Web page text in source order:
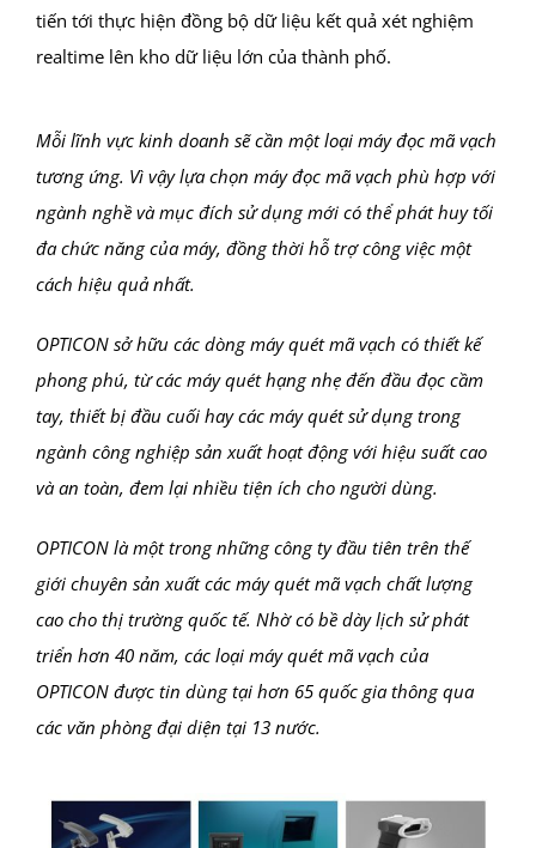
tiến tới thực hiện đồng bộ dữ liệu kết quả xét nghiệm
realtime lên kho dữ liệu lớn của thành phố.
Mỗi lĩnh vực kinh doanh sẽ cần một loại máy đọc mã vạch
tương ứng. Vì vậy lựa chọn máy đọc mã vạch phù hợp với
ngành nghề và mục đích sử dụng mới có thể phát huy tối
đa chức năng của máy, đồng thời hỗ trợ công việc một
cách hiệu quả nhất.
OPTICON sở hữu các dòng máy quét mã vạch có thiết kế
phong phú, từ các máy quét hạng nhẹ đến đầu đọc cầm
tay, thiết bị đầu cuối hay các máy quét sử dụng trong
ngành công nghiệp sản xuất hoạt động với hiệu suất cao
và an toàn, đem lại nhiều tiện ích cho người dùng.
OPTICON là một trong những công ty đầu tiên trên thế
giới chuyên sản xuất các máy quét mã vạch chất lượng
cao cho thị trường quốc tế. Nhờ có bề dày lịch sử phát
triển hơn 40 năm, các loại máy quét mã vạch của
OPTICON được tin dùng tại hơn 65 quốc gia thông qua
các văn phòng đại diện tại 13 nước.